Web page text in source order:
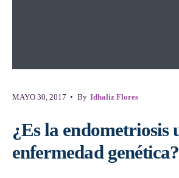
MAYO 30, 2017 • By Idhaliz Flores
¿Es la endometriosis
enfermedad genética?